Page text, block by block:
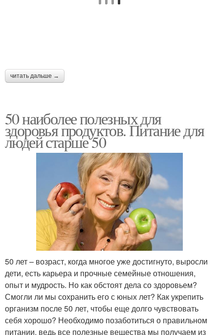
читать дальше →
50 наиболее полезных для
здоровья продуктов. Питание для
людей старше 50
50 лет – возраст, когда многое уже достигнуто, выросли
дети, есть карьера и прочные семейные отношения,
опыт и мудрость. Но как обстоят дела со здоровьем?
Смогли ли мы сохранить его с юных лет? Как укрепить
организм после 50 лет, чтобы еще долго чувствовать
себя хорошо? Необходимо позаботиться о правильном
питании, ведь все полезные вещества мы получаем из